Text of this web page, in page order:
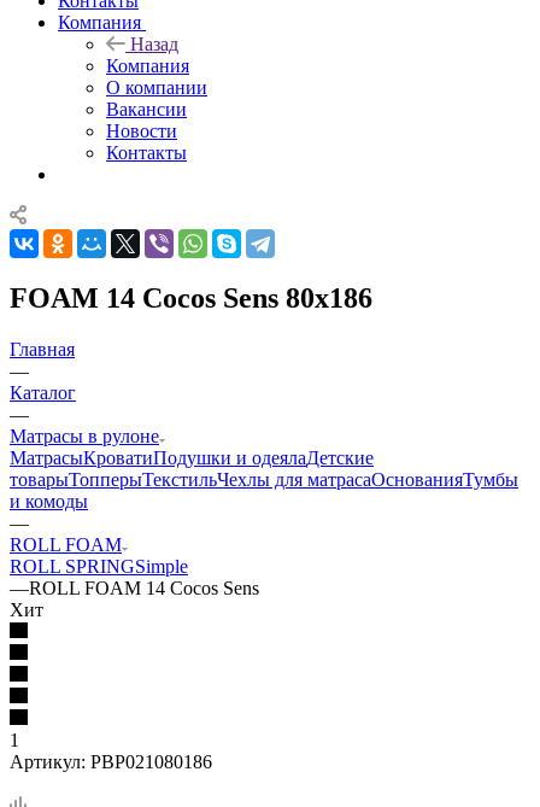
Компания
Назад
Компания
О компании
Вакансии
Новости
Контакты
FOAM 14 Cocos Sens 80x186
Главная
—
Каталог
—
Матрасы в рулоне
МатрасыКроватиПодушки и одеялаДетские
товарыТопперыТекстильЧехлы для матрасаОснованияТумбы
и комоды
—
ROLL FOAM
ROLL SPRINGSimple
—ROLL FOAM 14 Cocos Sens
Хит
1
Артикул: PBP021080186